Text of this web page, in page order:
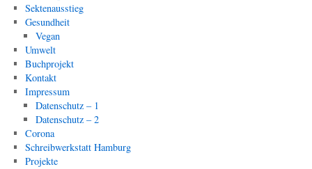
Sektenausstieg
Gesundheit
Vegan
Umwelt
Buchprojekt
Kontakt
Impressum
Datenschutz – 1
Datenschutz – 2
Corona
Schreibwerkstatt Hamburg
Projekte